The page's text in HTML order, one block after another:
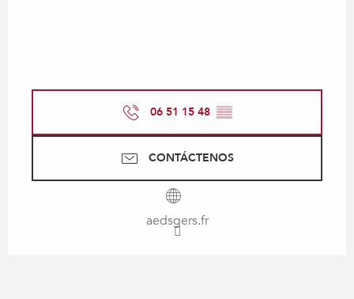
06 51 15 48 ▒▒
CONTÁCTENOS
aedsgers.fr